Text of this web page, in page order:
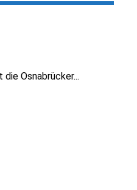
Osnabrücker...